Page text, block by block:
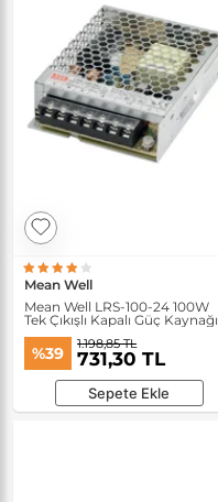
Mean Well
Mean Well LRS-100-24 100W
Tek Çıkışlı Kapalı Güç Kaynağı
%39 1.198,85 TL
731,30 TL
Sepete Ekle